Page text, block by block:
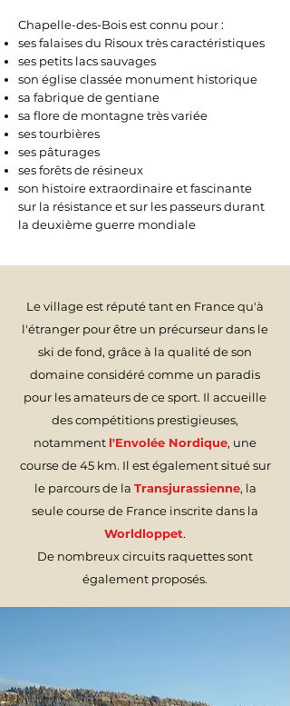
Chapelle-des-Bois est connu pour :
ses falaises du Risoux très caractéristiques
ses petits lacs sauvages
son église classée monument historique
sa fabrique de gentiane
sa flore de montagne très variée
ses tourbières
ses pâturages
ses forêts de résineux
son histoire extraordinaire et fascinante
sur la résistance et sur les passeurs durant
la deuxième guerre mondiale
Le village est réputé tant en France qu'à
l'étranger pour être un précurseur dans le
ski de fond, grâce à la qualité de son
domaine considéré comme un paradis
pour les amateurs de ce sport. Il accueille
des compétitions prestigieuses,
notamment l'Envolée Nordique, une
course de 45 km. Il est également situé sur
le parcours de la Transjurassienne, la
seule course de France inscrite dans la
Worldloppet.
De nombreux circuits raquettes sont
également proposés.